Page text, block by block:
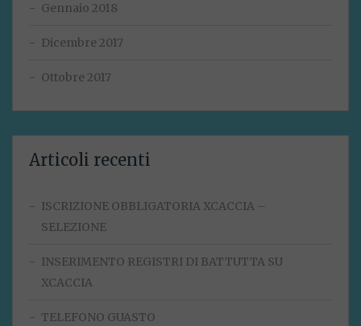
Gennaio 2018
Dicembre 2017
Ottobre 2017
Articoli recenti
ISCRIZIONE OBBLIGATORIA XCACCIA –
SELEZIONE
INSERIMENTO REGISTRI DI BATTUTTA SU
XCACCIA
TELEFONO GUASTO